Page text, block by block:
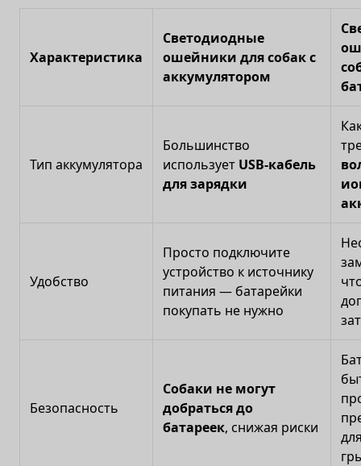
Характеристика
Светодиодные
ошейники для собак с
аккумулятором
Тип аккумулятора
Большинство
использует USB-кабель
для зарядки
Удобство
Просто подключите
устройство к источнику
питания — батарейки
покупать не нужно
Безопасность
Собаки не могут
добраться до
батареек, снижая риски